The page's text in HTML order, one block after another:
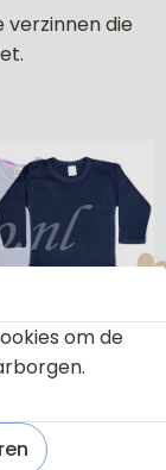
verzinnen die
van de
om de